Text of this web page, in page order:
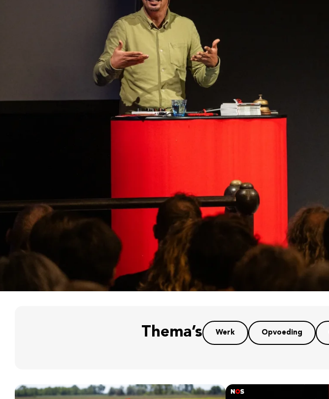
Thema’s Werk Opvoeding